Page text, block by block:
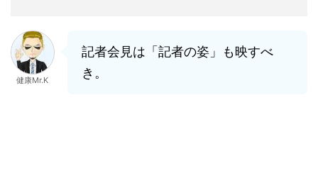
健康Mr.K
記者会見は「記者の姿」も映すべ
き。